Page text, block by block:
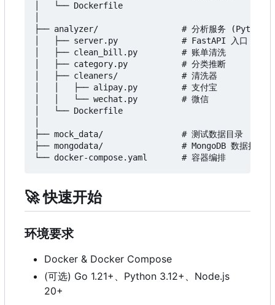
│   └── Dockerfile
├── analyzer/                 # 分析服务 (Python +
│   ├── server.py             # FastAPI 入口
│   ├── clean_bill.py         # 账单清洗
│   ├── category.py           # 分类推断
│   ├── cleaners/             # 清洗器
│   │   ├── alipay.py         # 支付宝
│   │   └── wechat.py         # 微信
│   └── Dockerfile
├── mock_data/                # 测试数据目录
├── mongodata/                # MongoDB 数据持久化
🚀快速开始
环境要求
Docker & Docker Compose
(可选) Go 1.21+、Python 3.12+、Node.js
20+